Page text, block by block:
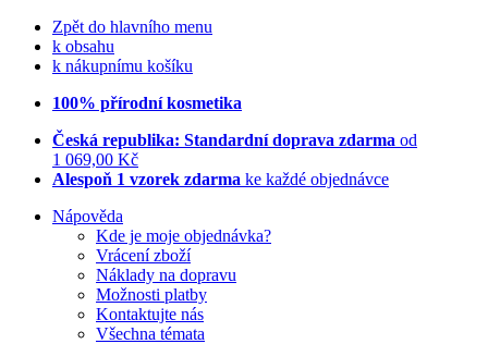
Zpět do hlavního menu
k obsahu
k nákupnímu košíku
100% přírodní kosmetika
Česká republika: Standardní doprava zdarma od
1 069,00 Kč
Alespoň 1 vzorek zdarma ke každé objednávce
Nápověda
Kde je moje objednávka?
Vrácení zboží
Náklady na dopravu
Možnosti platby
Kontaktujte nás
Všechna témata